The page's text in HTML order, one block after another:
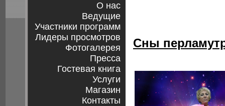
О нас
Ведущие
Участники программ
Лидеры просмотров
Фотогалерея
Пресса
Гостевая книга
Услуги
Магазин
Контакты
Сны